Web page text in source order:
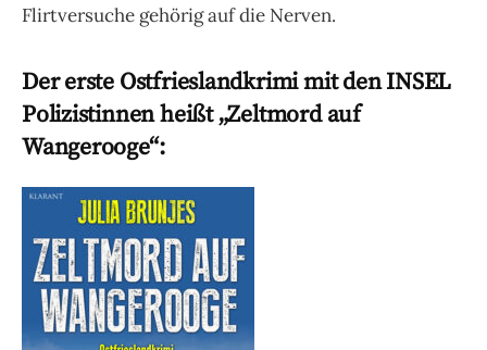
Flirtversuche gehörig auf die Nerven.
Der erste Ostfrieslandkrimi mit den INSEL
Polizistinnen heißt „Zeltmord auf
Wangerooge“: